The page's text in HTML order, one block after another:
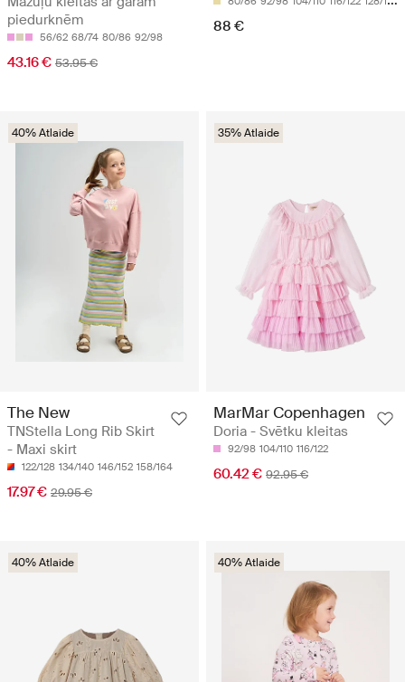
piedurknēm
56/62 68/74 80/86 92/98
43.16 € 53.95 €
88 €
40% Atlaide
The New
TNStella Long Rib Skirt
- Maxi skirt
122/128 134/140 146/152 158/164
17.97 € 29.95 €
35% Atlaide
MarMar Copenhagen
Doria - Svētku kleitas
92/98 104/110 116/122
60.42 € 92.95 €
40% Atlaide 40% Atlaide